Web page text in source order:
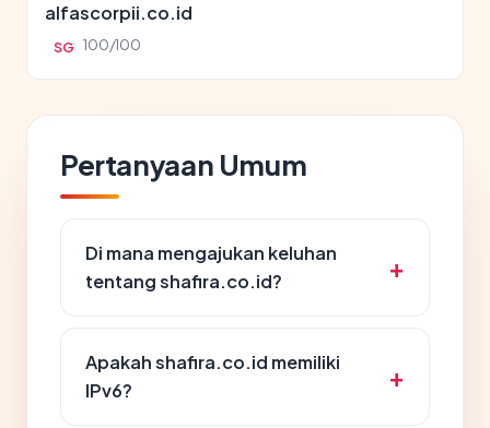
alfascorpii.co.id
SG 100/100
Pertanyaan Umum
Di mana mengajukan keluhan
tentang shafira.co.id?
Apakah shafira.co.id memiliki
IPv6?